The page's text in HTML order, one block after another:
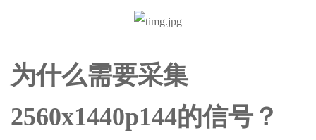
为什么需要采集
2560x1440p144的信号？